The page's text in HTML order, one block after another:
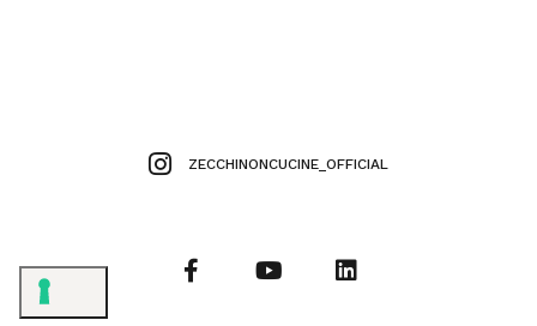
ZECCHINONCUCINE_OFFICIAL